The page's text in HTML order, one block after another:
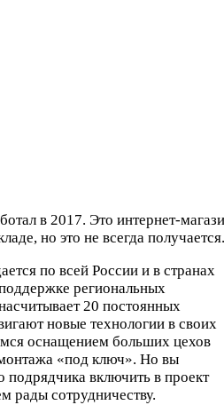
в 2017. Это интернет-
но это не всегда
по всей России и в странах
региональных
20 постоянных
новые технологии в своих
оснащением больших цехов
«под ключ». Но вы
включить в проект
рады сотрудничеству.